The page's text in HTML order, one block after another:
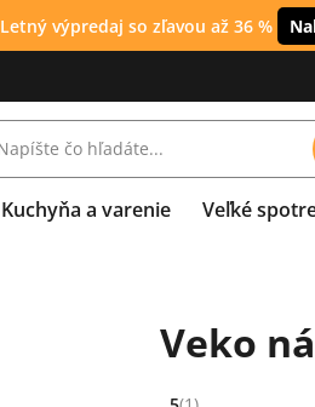
Letný výpredaj so zľavou až 36 %
Kuchyňa a varenie Veľké
Veko